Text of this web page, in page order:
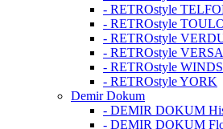
- RETROstyle
- RETROstyle
- RETROstyle
- RETROstyle
- RETROstyle
- RETROstyle YORK
Demir Dokum
- DEMIR DOKUM
- DEMIR DOKUM